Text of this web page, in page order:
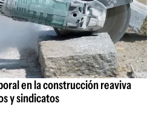
en la construcción reaviva
y sindicatos